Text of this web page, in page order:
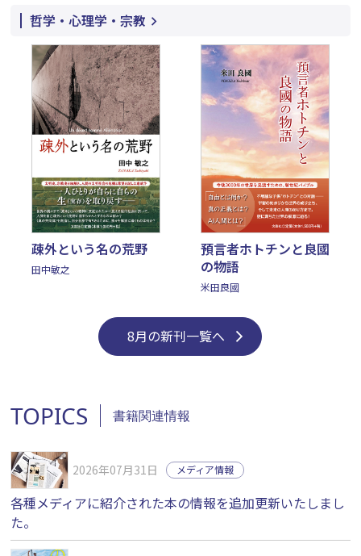
哲学・心理学・宗教
疎外という名の荒野
田中敏之
預言者ホトチンと良國
の物語
米田良國
8月の新刊一覧へ
TOPICS 書籍関連情報
2026年07月31日 メディア情報
各種メディアに紹介された本の情報を追加更新いたしまし
た。